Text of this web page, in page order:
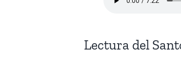
Lectura del